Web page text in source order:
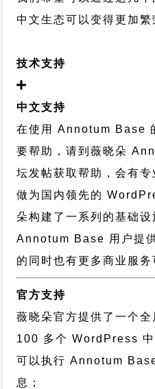
中文生态可以变得更加繁
技术支持
中文支持
在使用 Annotum Base
要帮助，请到薇晓朵
坛发帖获取帮助，会有专
做为国内领先的
朵构建了一系列的基础
Annotum Base 用户提
的同时也有更多商业服务
官方支持
薇晓朵官方提供了一个
100 多个 WordPress 中
可以执行 Annotum
息；